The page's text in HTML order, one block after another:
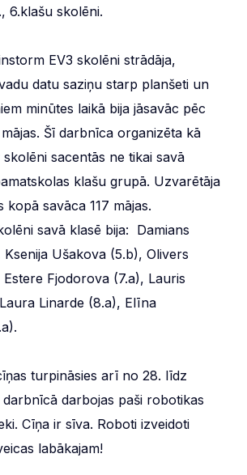
6.klašu skolēni.
EV3 skolēni strādāja,
datu saziņu starp planšeti un
minūtes laikā bija jāsavāc pēc
Šī darbnīca organizēta kā
sacentās ne tikai savā
klašu grupā. Uzvarētāja
kopā savāca 117 mājas.
savā klasē bija: Damians
Ksenija Ušakova (5.b), Olivers
Fjodorova (7.a), Lauris
Linarde (8.a), Elīna
turpināsies arī no 28. līdz
darbnīcā darbojas paši robotikas
Cīņa ir sīva. Roboti izveidoti
labākajam!